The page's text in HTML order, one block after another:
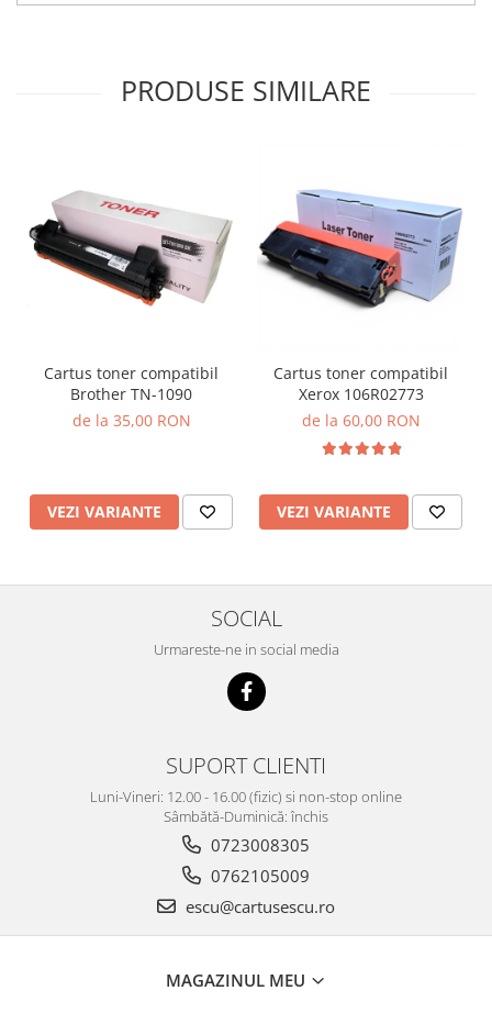
PRODUSE SIMILARE
Cartus toner compatibil
Brother TN-1090
de la 35,00 RON
VEZI VARIANTE
Cartus toner compatibil
Xerox 106R02773
de la 60,00 RON
VEZI VARIANTE
SOCIAL
Urmareste-ne in social media
SUPORT CLIENTI
Luni-Vineri: 12.00 - 16.00 (fizic) si non-stop online
Sâmbătă-Duminică: închis
0723008305
0762105009
escu@cartusescu.ro
MAGAZINUL MEU